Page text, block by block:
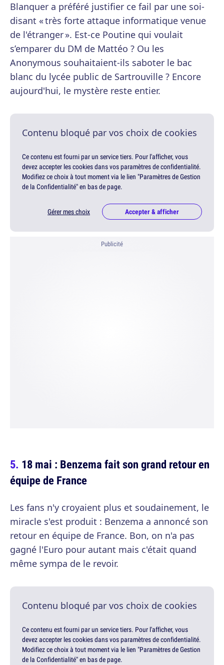
Blanquer a préféré justifier ce fail par une soi-
disant « très forte attaque informatique venue
de l'étranger ». Est-ce Poutine qui voulait
s’emparer du DM de Mattéo ? Ou les
Anonymous souhaitaient-ils saboter le bac
blanc du lycée public de Sartrouville ? Encore
aujourd'hui, le mystère reste entier.
Contenu bloqué par vos choix de cookies
Ce contenu est fourni par un service tiers. Pour l'afficher, vous
devez accepter les cookies dans vos paramètres de confidentialité.
Modifiez ce choix à tout moment via le lien "Paramètres de Gestion
de la Confidentialité" en bas de page.
Gérer mes choix Accepter & afficher
Publicité
18 mai : Benzema fait son grand retour en
équipe de France
Les fans n'y croyaient plus et soudainement, le
miracle s'est produit : Benzema a annoncé son
retour en équipe de France. Bon, on n'a pas
gagné l'Euro pour autant mais c'était quand
même sympa de le revoir.
Contenu bloqué par vos choix de cookies
Ce contenu est fourni par un service tiers. Pour l'afficher, vous
devez accepter les cookies dans vos paramètres de confidentialité.
Modifiez ce choix à tout moment via le lien "Paramètres de Gestion
de la Confidentialité" en bas de page.